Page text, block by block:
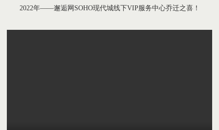
2022年——邂逅网SOHO现代城线下VIP服务中心乔迁之喜！